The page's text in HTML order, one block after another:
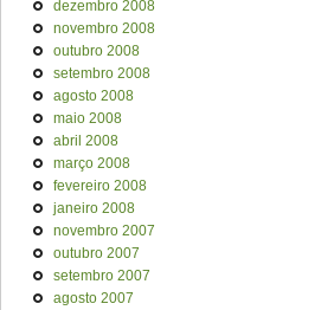
dezembro 2008
novembro 2008
outubro 2008
setembro 2008
agosto 2008
maio 2008
abril 2008
março 2008
fevereiro 2008
janeiro 2008
novembro 2007
outubro 2007
setembro 2007
agosto 2007